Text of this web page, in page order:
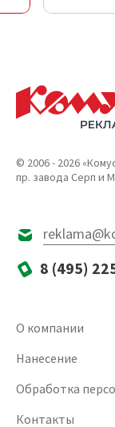
© 2006 - 2026
пр. завода Серп и
8 (495)
О компании
Нанесение
Обработка
Контакты